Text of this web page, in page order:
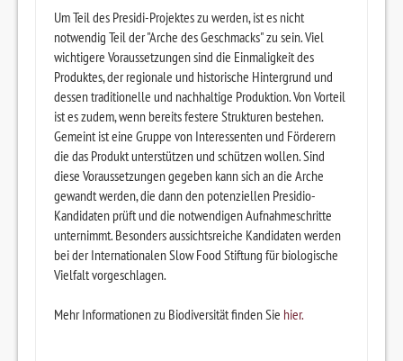
Um Teil des Presidi-Projektes zu werden, ist es nicht
notwendig Teil der "Arche des Geschmacks" zu sein. Viel
wichtigere Voraussetzungen sind die Einmaligkeit des
Produktes, der regionale und historische Hintergrund und
dessen traditionelle und nachhaltige Produktion. Von Vorteil
ist es zudem, wenn bereits festere Strukturen bestehen.
Gemeint ist eine Gruppe von Interessenten und Förderern
die das Produkt unterstützen und schützen wollen. Sind
diese Voraussetzungen gegeben kann sich an die Arche
gewandt werden, die dann den potenziellen Presidio-
Kandidaten prüft und die notwendigen Aufnahmeschritte
unternimmt. Besonders aussichtsreiche Kandidaten werden
bei der Internationalen Slow Food Stiftung für biologische
Vielfalt vorgeschlagen.
Mehr Informationen zu Biodiversität finden Sie hier.